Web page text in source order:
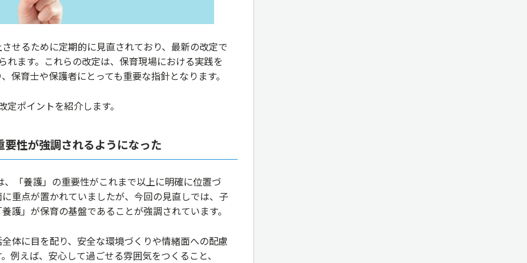
せるために定期的に見直されており、最新の改定で
れます。これらの改定は、保育現場における実践を
保育士や保護者にとっても重要な指針となります。
ポイントを紹介します。
性が強調されるようになった
「養護」の重要性がこれまで以上に明確に位置づ
重点が置かれていましたが、今回の見直しでは、子
護」が保育の基盤であることが強調されています。
体に目を配り、安全な環境づくりや情緒面への配慮
例えば、安心して過ごせる雰囲気をつくること、